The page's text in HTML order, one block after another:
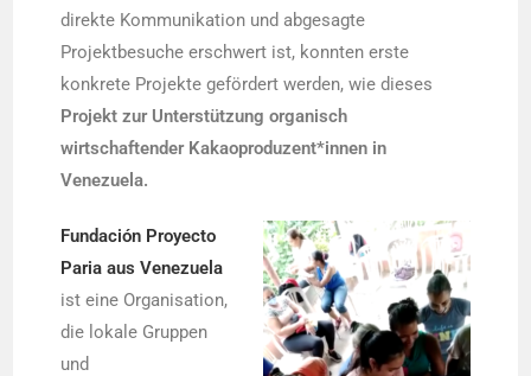
direkte Kommunikation und abgesagte
Projektbesuche erschwert ist, konnten erste
konkrete Projekte gefördert werden, wie dieses
Projekt zur Unterstützung organisch
wirtschaftender Kakaoproduzent*innen in
Venezuela.
Fundación Proyecto
Paria aus Venezuela
ist eine Organisation,
die lokale Gruppen
und